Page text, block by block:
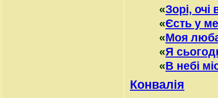
«Зорі, очі
«Єсть у
«Моя
«Я
«В небі
Конвалія